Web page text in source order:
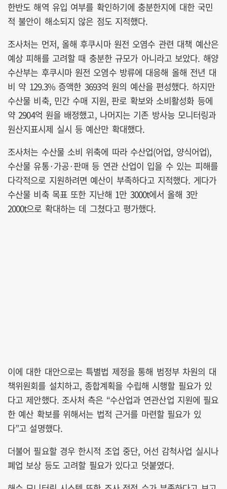
한반도 해역 유입 여부를 확인하기에 충분한지에 대한 국민
적 불안이 해소되지 않은 점도 지적했다.
조사처는 먼저, 올해 후쿠시마 원전 오염수 관련 대책 예산은
예상 피해를 고려할 때 충분한 규모가 아니라고 보았다. 해양
수산부는 후쿠시마 원전 오염수 방류에 대응해 올해 전년 대
비 약 129.3% 증액한 3693억 원의 예산을 편성했다. 하지만
수산물 비축, 민간 수매 지원, 판로 확보와 소비활성화 등에
약 2904억 원을 배정했고, 나머지는 기존 방사능 모니터링과
원산지표시제 실시 등 예산만 확대했다.
조사처는 수산물 소비 위축에 따라 수산업(어업, 양식어업),
수산물 유통·가공·판매 등 연관 산업이 입을 수 있는 피해를
다각적으로 지원하려면 예산이 부족하다고 지적했다. 게다가
수산물 비축 목표 또한 지난해 1만 3000t에서 올해 3만
2000t으로 확대하는 데 그쳤다고 평가했다.
이에 대한 대안으로는 특별법 제정을 통해 범정부 차원의 대
책위원회를 설치하고, 종합계획을 수립해 시행할 필요가 있
다고 제안했다. 조사처 측은 “수산업과 연관산업 지원에 필요
한 예산 확보를 위해서는 법적 근거를 마련할 필요가 있
다”고 설명했다.
더불어 필요할 경우 한시적 조업 중단, 어선 감척사업 실시나
폐업 보상 등도 고려할 필요가 있다고 덧붙였다.